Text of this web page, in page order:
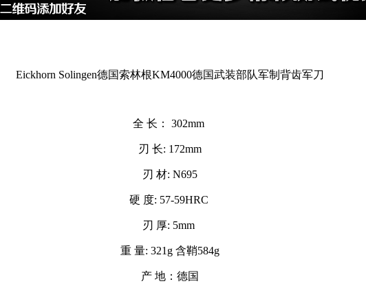
Eickhorn Solingen德国索林根KM4000德国武装部队军制背齿军刀
全 长： 302mm
刃 长: 172mm
刃 材: N695
硬 度: 57-59HRC
刃 厚: 5mm
重 量: 321g 含鞘584g
产 地：德国